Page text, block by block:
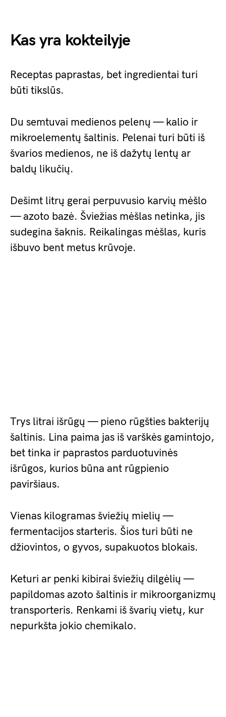
Kas yra kokteilyje
Receptas paprastas, bet ingredientai turi
būti tikslūs.
Du semtuvai medienos pelenų — kalio ir
mikroelementų šaltinis. Pelenai turi būti iš
švarios medienos, ne iš dažytų lentų ar
baldų likučių.
Dešimt litrų gerai perpuvusio karvių mėšlo
— azoto bazė. Šviežias mėšlas netinka, jis
sudegina šaknis. Reikalingas mėšlas, kuris
išbuvo bent metus krūvoje.
Trys litrai išrūgų — pieno rūgšties bakterijų
šaltinis. Lina paima jas iš varškės gamintojo,
bet tinka ir paprastos parduotuvinės
išrūgos, kurios būna ant rūgpienio
paviršiaus.
Vienas kilogramas šviežių mielių —
fermentacijos starteris. Šios turi būti ne
džiovintos, o gyvos, supakuotos blokais.
Keturi ar penki kibirai šviežių dilgėlių —
papildomas azoto šaltinis ir mikroorganizmų
transporteris. Renkami iš švarių vietų, kur
nepurkšta jokio chemikalo.